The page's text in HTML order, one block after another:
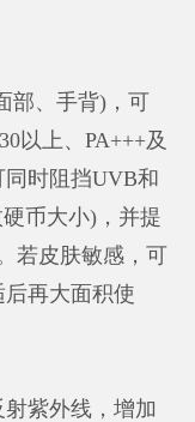
、手背)，可
以上、PA+++及
时阻挡UVB和
币大小)，并提
若皮肤敏感，可
再大面积使
紫外线，增加